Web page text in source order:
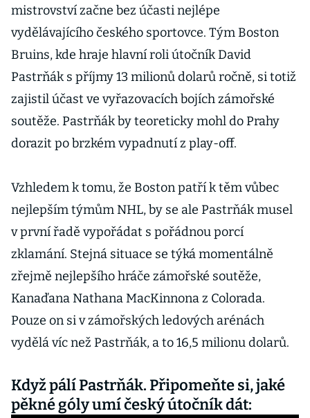
mistrovství začne bez účasti nejlépe
vydělávajícího českého sportovce. Tým Boston
Bruins, kde hraje hlavní roli útočník David
Pastrňák s příjmy 13 milionů dolarů ročně, si totiž
zajistil účast ve vyřazovacích bojích zámořské
soutěže. Pastrňák by teoreticky mohl do Prahy
dorazit po brzkém vypadnutí z play-off.
Vzhledem k tomu, že Boston patří k těm vůbec
nejlepším týmům NHL, by se ale Pastrňák musel
v první řadě vypořádat s pořádnou porcí
zklamání. Stejná situace se týká momentálně
zřejmě nejlepšího hráče zámořské soutěže,
Kanaďana Nathana MacKinnona z Colorada.
Pouze on si v zámořských ledových arénách
vydělá víc než Pastrňák, a to 16,5 milionu dolarů.
Když pálí Pastrňák. Připomeňte si, jaké
pěkné góly umí český útočník dát: